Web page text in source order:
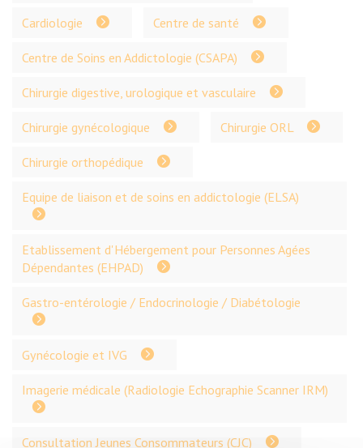
Cardiologie Centre de santé
Centre de Soins en Addictologie (CSAPA)
Chirurgie digestive, urologique et vasculaire
Chirurgie gynécologique Chirurgie ORL
Chirurgie orthopédique
Equipe de liaison et de soins en addictologie (ELSA)
Etablissement d'Hébergement pour Personnes Agées
Dépendantes (EHPAD)
Gastro-entérologie / Endocrinologie / Diabétologie
Gynécologie et IVG
Imagerie médicale (Radiologie Echographie Scanner IRM)
Consultation Jeunes Consommateurs (CJC)